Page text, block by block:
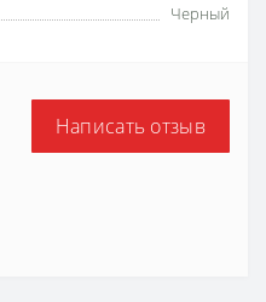
Черный
Написать отзыв